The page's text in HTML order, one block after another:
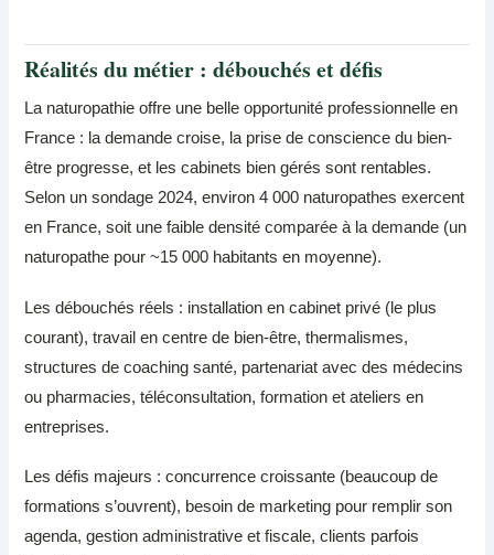
Réalités du métier : débouchés et défis
La naturopathie offre une belle opportunité professionnelle en
France : la demande croise, la prise de conscience du bien-
être progresse, et les cabinets bien gérés sont rentables.
Selon un sondage 2024, environ 4 000 naturopathes exercent
en France, soit une faible densité comparée à la demande (un
naturopathe pour ~15 000 habitants en moyenne).
Les débouchés réels : installation en cabinet privé (le plus
courant), travail en centre de bien-être, thermalismes,
structures de coaching santé, partenariat avec des médecins
ou pharmacies, téléconsultation, formation et ateliers en
entreprises.
Les défis majeurs : concurrence croissante (beaucoup de
formations s’ouvrent), besoin de marketing pour remplir son
agenda, gestion administrative et fiscale, clients parfois